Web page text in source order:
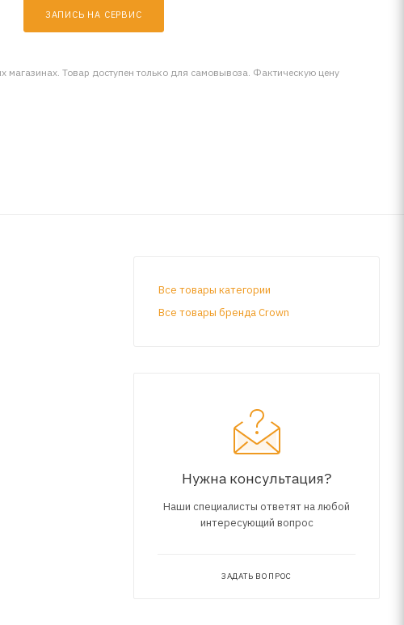
ЗАПИСЬ НА СЕРВИС
магазинах. Товар доступен только для самовывоза. Фактическую цену
Все товары категории
Все товары бренда Crown
Нужна консультация?
Наши специалисты ответят на любой
интересующий вопрос
ЗАДАТЬ ВОПРОС